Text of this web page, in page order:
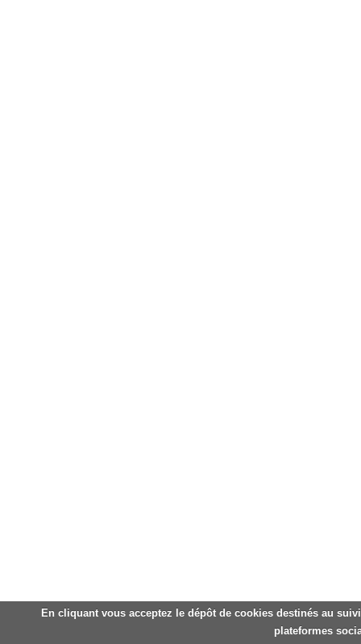
En cliquant vous acceptez le dépôt de cookies destinés au
plateformes